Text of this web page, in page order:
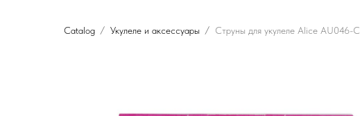
Catalog Укулеле и аксессуары Струны для укулеле Alice AU046-C